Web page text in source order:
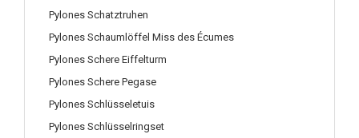
Pylones Schatztruhen
Pylones Schaumlöffel Miss des Écumes
Pylones Schere Eiffelturm
Pylones Schere Pegase
Pylones Schlüsseletuis
Pylones Schlüsselringset